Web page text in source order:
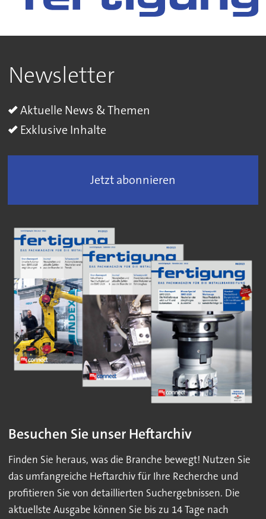
Newsletter
Aktuelle News & Themen
Exklusive Inhalte
Jetzt abonnieren
Besuchen Sie unser Heftarchiv
Finden Sie heraus, was die Branche bewegt! Nutzen Sie
das umfangreiche Heftarchiv für Ihre Recherche und
profitieren Sie von detaillierten Suchergebnissen. Die
aktuellste Ausgabe können Sie bis zu 14 Tage nach